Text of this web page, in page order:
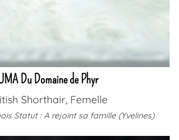
Du Domaine de Phyr
Shorthair, Femelle
Statut : A rejoint sa famille (Yvelines)